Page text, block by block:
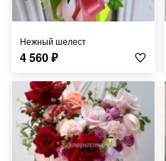
Нежный шелест
4 560₽